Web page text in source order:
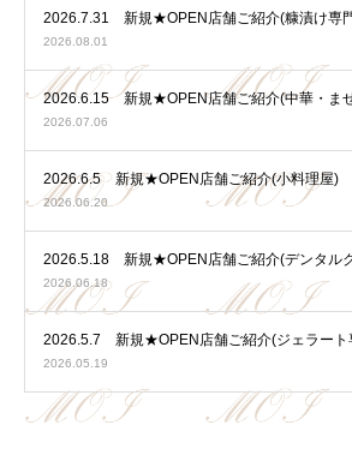
2026.7.31 新規★OPEN店舗ご紹介(糠漬け専
2026.08.01
2026.6.15 新規★OPEN店舗ご紹介(中華・ま
2026.07.06
2026.6.5 新規★OPEN店舗ご紹介(小料理屋)
2026.06.20
2026.5.18 新規★OPEN店舗ご紹介(デンタル
2026.06.18
2026.5.7 新規★OPEN店舗ご紹介(ジェラート
2026.05.19